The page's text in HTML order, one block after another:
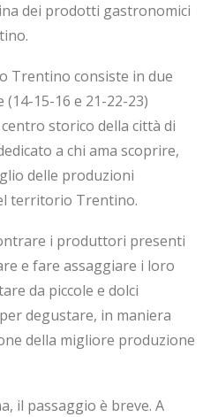
dei prodotti gastronomici
Trentino consiste in due
15-16 e 21-22-23)
storico della città di
a chi ama scoprire,
delle produzioni
territorio Trentino.
i produttori presenti
e fare assaggiare i loro
da piccole e dolci
degustare, in maniera
della migliore produzione
il passaggio è breve. A